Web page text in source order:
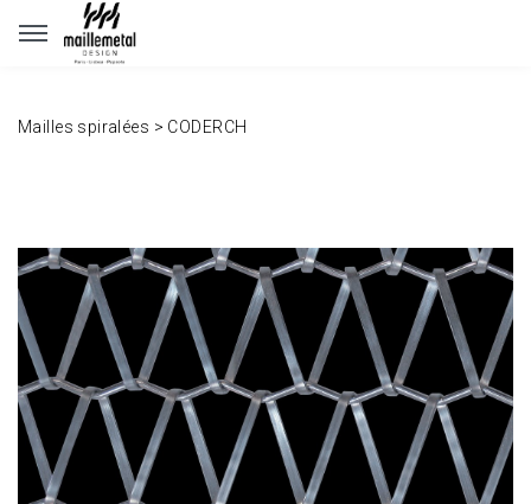
Panneau de gestion des cookies
Mailles spiralées > CODERCH
www.maillemetaldesign.fr" width="1140" height="640">
www.maillemetaldesign.fr
" width="1140" height="640">